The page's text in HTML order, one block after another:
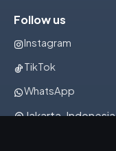
Follow us
Instagram
TikTok
WhatsApp
Jakarta, Indonesia